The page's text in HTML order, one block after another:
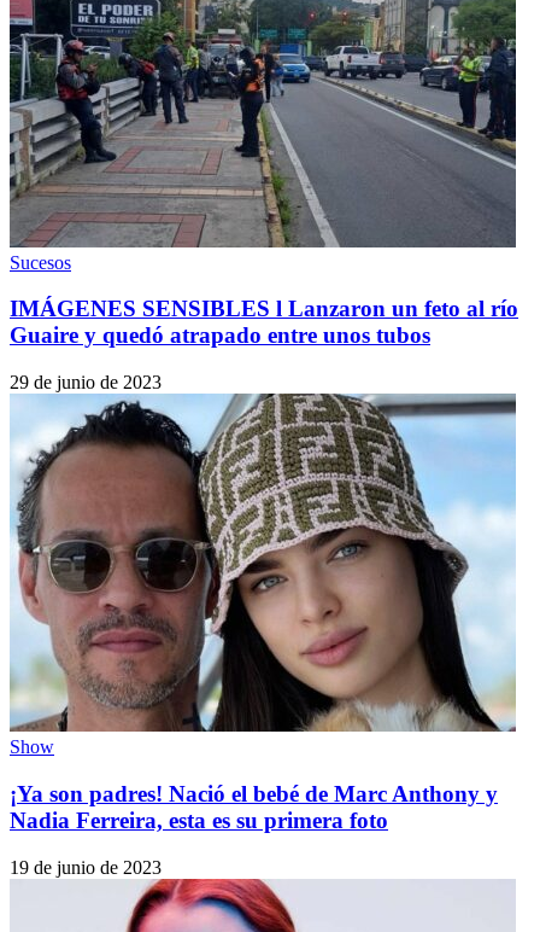
Sucesos
IMÁGENES SENSIBLES l Lanzaron un feto al río
Guaire y quedó atrapado entre unos tubos
29 de junio de 2023
Show
¡Ya son padres! Nació el bebé de Marc Anthony y
Nadia Ferreira, esta es su primera foto
19 de junio de 2023